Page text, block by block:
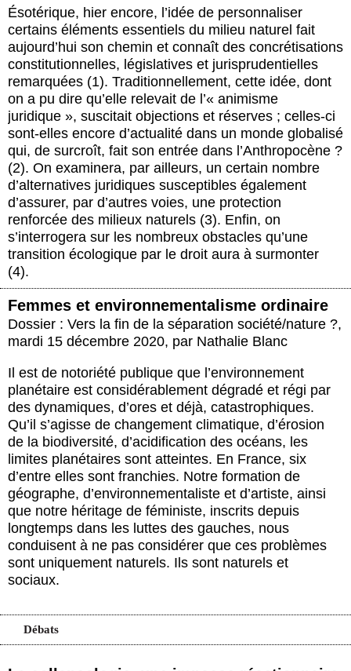
Ésotérique, hier encore, l’idée de personnaliser
certains éléments essentiels du milieu naturel fait
aujourd’hui son chemin et connaît des concrétisations
constitutionnelles, législatives et jurisprudentielles
remarquées (1). Traditionnellement, cette idée, dont
on a pu dire qu’elle relevait de l’« animisme
juridique », suscitait objections et réserves ; celles-ci
sont-elles encore d’actualité dans un monde globalisé
qui, de surcroît, fait son entrée dans l’Anthropocène ?
(2). On examinera, par ailleurs, un certain nombre
d’alternatives juridiques susceptibles également
d’assurer, par d’autres voies, une protection
renforcée des milieux naturels (3). Enfin, on
s’interrogera sur les nombreux obstacles qu’une
transition écologique par le droit aura à surmonter
(4).
Femmes et environnementalisme ordinaire
Dossier : Vers la fin de la séparation société/nature ?,
mardi 15 décembre 2020, par Nathalie Blanc
Il est de notoriété publique que l’environnement
planétaire est considérablement dégradé et régi par
des dynamiques, d’ores et déjà, catastrophiques.
Qu’il s’agisse de changement climatique, d’érosion
de la biodiversité, d’acidification des océans, les
limites planétaires sont atteintes. En France, six
d’entre elles sont franchies. Notre formation de
géographe, d’environnementaliste et d’artiste, ainsi
que notre héritage de féministe, inscrits depuis
longtemps dans les luttes des gauches, nous
conduisent à ne pas considérer que ces problèmes
sont uniquement naturels. Ils sont naturels et
sociaux.
Débats